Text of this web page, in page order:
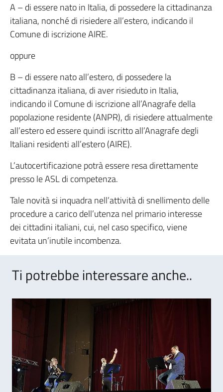
A – di essere nato in Italia, di possedere la cittadinanza
italiana, nonché di risiedere all’estero, indicando il
Comune di iscrizione AIRE.
oppure
B – di essere nato all’estero, di possedere la
cittadinanza italiana, di aver risieduto in Italia,
indicando il Comune di iscrizione all’Anagrafe della
popolazione residente (ANPR), di risiedere attualmente
all’estero ed essere quindi iscritto all’Anagrafe degli
Italiani residenti all’estero (AIRE).
L’autocertificazione potrà essere resa direttamente
presso le ASL di competenza.
Tale novità si inquadra nell’attività di snellimento delle
procedure a carico dell’utenza nel primario interesse
dei cittadini italiani, cui, nel caso specifico, viene
evitata un’inutile incombenza.
Ti potrebbe interessare anche..